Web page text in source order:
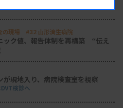
の現場 #32 山形済生病院
ック値、報告体制を再構築 “伝え
が現地入り、病院検査室を視察
検診へ